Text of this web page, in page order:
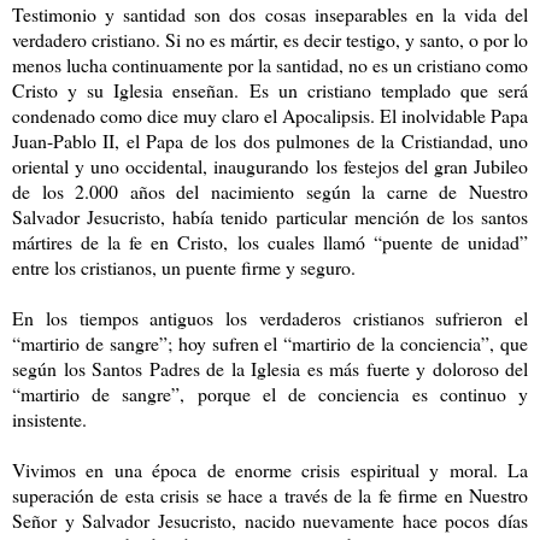
Testimonio y santidad son dos cosas inseparables en la vida del
verdadero cristiano. Si no es mártir, es decir testigo, y santo, o por lo
menos lucha continuamente por la santidad, no es un cristiano como
Cristo y su Iglesia enseñan. Es un cristiano templado que será
condenado como dice muy claro el Apocalipsis. El inolvidable Papa
Juan-Pablo II, el Papa de los dos pulmones de la Cristiandad, uno
oriental y uno occidental, inaugurando los festejos del gran Jubileo
de los 2.000 años del nacimiento según la carne de Nuestro
Salvador Jesucristo, había tenido particular mención de los santos
mártires de la fe en Cristo, los cuales llamó “puente de unidad”
entre los cristianos, un puente firme y seguro.
En los tiempos antiguos los verdaderos cristianos sufrieron el
“martirio de sangre”; hoy sufren el “martirio de la conciencia”, que
según los Santos Padres de la Iglesia es más fuerte y doloroso del
“martirio de sangre”, porque el de conciencia es continuo y
insistente.
Vivimos en una época de enorme crisis espiritual y moral. La
superación de esta crisis se hace a través de la fe firme en Nuestro
Señor y Salvador Jesucristo, nacido nuevamente hace pocos días